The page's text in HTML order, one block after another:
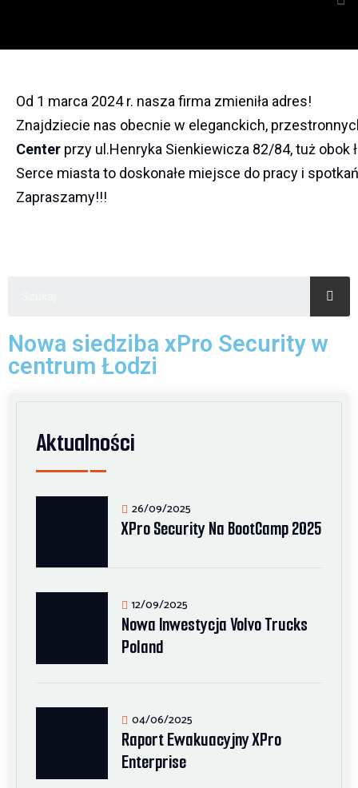
Od 1 marca 2024 r. nasza firma zmieniła adres!
Znajdziecie nas obecnie w eleganckich,
Center przy ul.Henryka Sienkiewicza 82/84, tuż obok
Serce miasta to doskonałe miejsce do pracy i
Zapraszamy!!!
Nowa siedziba xPro Security w
centrum Łodzi
Aktualności
XPro Security Na BootCamp 2025
26/09/2025
Nowa Inwestycja Volvo Trucks
Poland
12/09/2025
Raport Ewakuacyjny XPro
Enterprise
04/06/2025